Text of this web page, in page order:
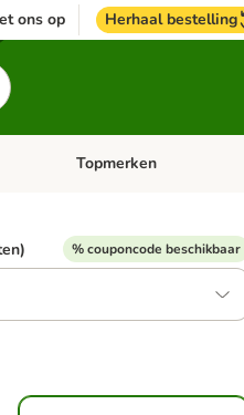
ons op Herhaal bestelling
menu: VogelOpen categorie menu: Paard
Topmerken
% couponcode beschikbaar